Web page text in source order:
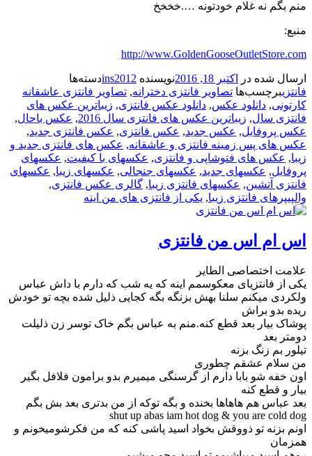
منم بگم نه غلام خودتونه ….خخخخ
منبع:
http://www.GoldenGooseOutletStore.com
ارسال شده در اکتبر 18, 2016 نویسنده ins2012دسته‌ها
فانتزیبرچسب‌ها تصاویر فانتزی دخترانه, تصاویر فانتزی عاشقانه
کارتونی, دانلود عکس, دانلود عکس فانتزی, زیباترین عکس های
فانتزی سال, زیباترین عکس های فانتزی سال 2016 , عکس باحال,
عکس پروفایل, عکس جدید, عکس فانتزی, عکس فانتزی جدید,
عکس های پس زمینه فانتزی و عاشقانه, عکس های فانتزی جدید و
زیبا, عکس های فتوشاپی و فانتزی, عکسهای با کیفیت, عکسهای
پروفایل, عکسهای جدید, عکسهای جنجالی, عکسهای زیبا, عکسهای
فانتزی آتشین, عکسهای فانتزی زیبا, گالری عکس فانتزی,
والپیپرهای فانتزی زیبا, یکی از فانتزی های من اینه
اس ام اس من فانتزی
علامت اختصاصی الطایر
یکی از فانتزیای معکوسمم اینه که یه شب که دارم با داش عباس
ولکردی میکنم سلنا بهش بزنگه بگه کجایی ذلیل شده بچه تو خودش
ریده بدو براش
پوشاک بیار بعد قطع کنه.منم به عباس بگم خاک توسر زن ذلیلت
دومتر بعد
تیلور بم زنگ بزنه
من سلام عشقم چطوری
اون خفه شو بابا دارم از گرسنگی میمیرم بدو برامون فلافل بگیر
بیار و قطع کنه
بعد عباس هم هاهاها بخنده و بگه توکه از من بدتری بعد بش بگم
shut up abas iam hot dog & you are cold dog
اونم بزنه تو ذووقش بخواد اسید پاشی کنه که من فکرشومیخونم و
همزمان